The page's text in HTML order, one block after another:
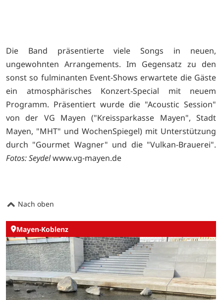
Die Band präsentierte viele Songs in neuen,
ungewohnten Arrangements. Im Gegensatz zu den
sonst so fulminanten Event-Shows erwartete die Gäste
ein atmosphärisches Konzert-Special mit neuem
Programm. Präsentiert wurde die "Acoustic Session"
von der VG Mayen ("Kreissparkasse Mayen", Stadt
Mayen, "MHT" und WochenSpiegel) mit Unterstützung
durch "Gourmet Wagner" und die "Vulkan-Brauerei".
Fotos: Seydelwww.vg-mayen.de
Nach oben
Mayen-Koblenz